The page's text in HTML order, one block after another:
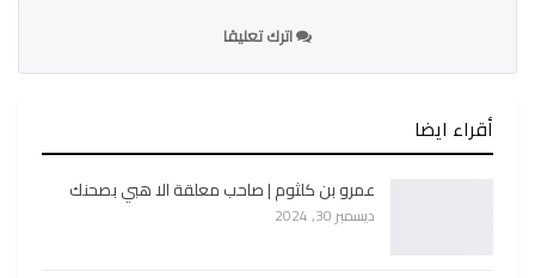
اترك تعليقا
أقراء ايضا
عمرو بن كلثوم | صاحب معلقة الا هبي بصحنك
ديسمبر 30, 2024